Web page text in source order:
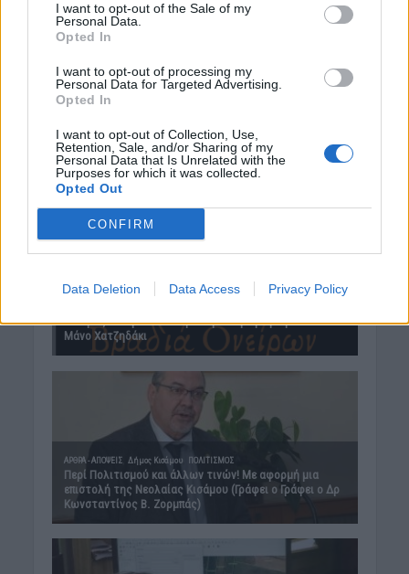
I want to opt-out of the Sale of my
Personal Data.
Opted In
I want to opt-out of processing my
Personal Data for Targeted Advertising.
Opted In
I want to opt-out of Collection, Use,
Retention, Sale, and/or Sharing of my
Personal Data that Is Unrelated with the
Purposes for which it was collected.
Opted Out
CONFIRM
Data Deletion Data Access Privacy Policy